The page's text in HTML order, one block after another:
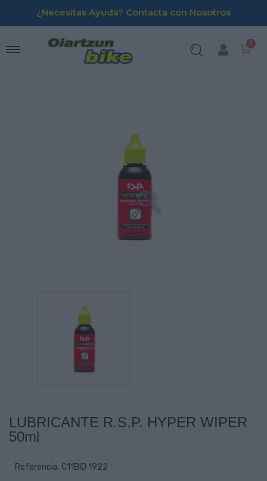
¿Necesitas Ayuda? Contacta con Nosotros

LUBRICANTE R.S.P. HYPER WIPER
50ml
Referencia: C11BID 1922